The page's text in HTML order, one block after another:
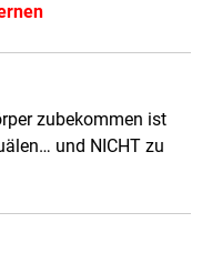
zubekommen ist
und NICHT zu